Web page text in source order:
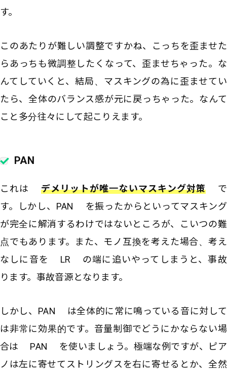
す。
このあたりが難しい調整ですかね、こっちを歪ませた
らあっちも微調整したくなって、歪ませちゃった。な
んてしていくと、結局、マスキングの為に歪ませてい
たら、全体のバランス感が元に戻っちゃった。なんて
こと多分往々にして起こりえます。
PAN
これは デメリットが唯一ないマスキング対策 で
す。しかし、PAN を振ったからといってマスキング
が完全に解消するわけではないところが、こいつの難
点でもあります。また、モノ互換を考えた場合、考え
なしに音を LR の端に追いやってしまうと、事故
ります。事故音源となります。
しかし、PAN は全体的に常に鳴っている音に対して
は非常に効果的です。音量制御でどうにかならない場
合は PAN を使いましょう。極端な例ですが、ピア
ノは左に寄せてストリングスを右に寄せるとか、全然